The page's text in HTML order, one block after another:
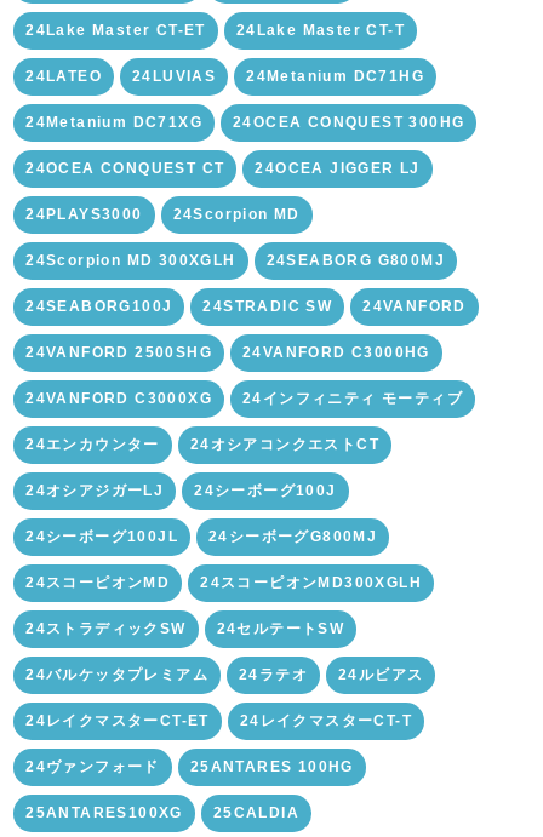
24Lake Master CT-ET 24Lake Master CT-T
24LATEO 24LUVIAS 24Metanium DC71HG
24Metanium DC71XG 24OCEA CONQUEST 300HG
24OCEA CONQUEST CT 24OCEA JIGGER LJ
24PLAYS3000 24Scorpion MD
24Scorpion MD 300XGLH 24SEABORG G800MJ
24SEABORG100J 24STRADIC SW 24VANFORD
24VANFORD 2500SHG 24VANFORD C3000HG
24VANFORD C3000XG 24インフィニティ モーティブ
24エンカウンター 24オシアコンクエストCT
24オシアジガーLJ 24シーボーグ100J
24シーボーグ100JL 24シーボーグG800MJ
24スコーピオンMD 24スコーピオンMD300XGLH
24ストラディックSW 24セルテートSW
24バルケッタプレミアム 24ラテオ 24ルビアス
24レイクマスターCT-ET 24レイクマスターCT-T
24ヴァンフォード 25ANTARES 100HG
25ANTARES100XG 25CALDIA